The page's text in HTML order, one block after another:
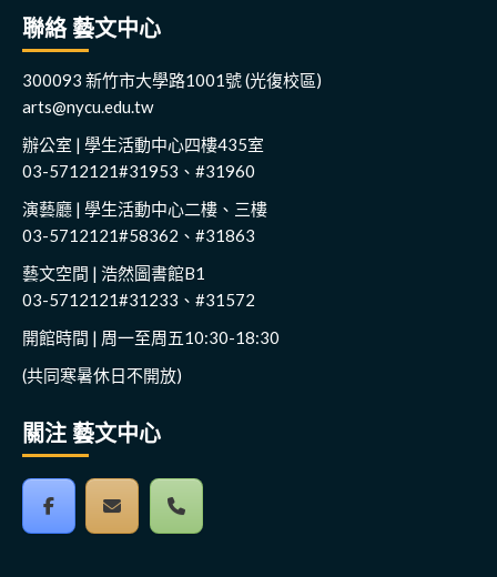
聯絡 藝文中心
300093 新竹市大學路1001號 (光復校區)
arts@nycu.edu.tw
辦公室 | 學生活動中心四樓435室
03-5712121#31953、#31960
演藝廳 | 學生活動中心二樓、三樓
03-5712121#58362、#31863
藝文空間 | 浩然圖書館B1
03-5712121#31233、#31572
開館時間 | 周一至周五10:30-18:30
(共同寒暑休日不開放)
關注 藝文中心